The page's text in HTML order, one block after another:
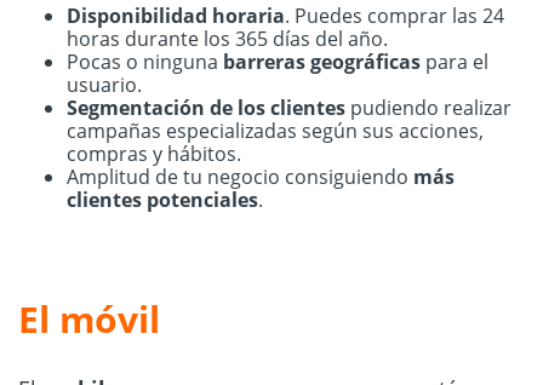
Disponibilidad horaria. Puedes comprar las 24
horas durante los 365 días del año.
Pocas o ninguna barreras geográficas para el
usuario.
Segmentación de los clientes pudiendo realizar
campañas especializadas según sus acciones,
compras y hábitos.
Amplitud de tu negocio consiguiendo más
clientes potenciales.
El móvil